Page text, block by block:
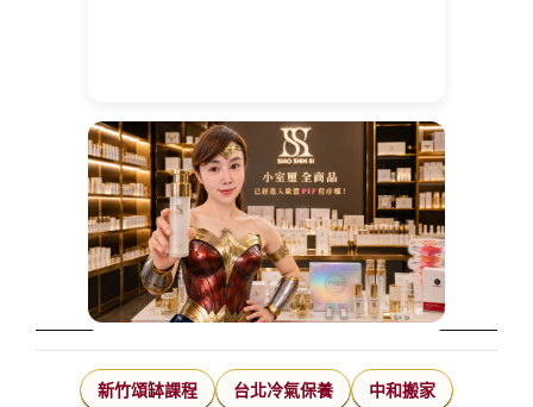
新竹頌缽課程 台北冷氣保養 中和搬家